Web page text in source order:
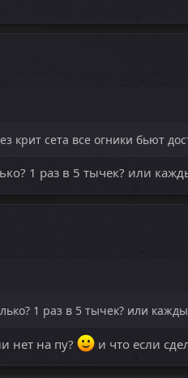
крит сета все огники бьют
1 раз в 5 тычек? или
1 раз в 5 тычек? или
нет на пу? и что если